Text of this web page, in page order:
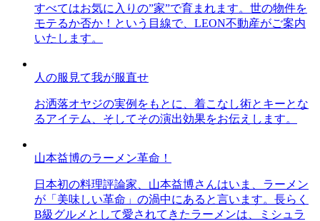
すべてはお気に入りの”家”で育まれます。世の物件を
モテるか否か！という目線で、LEON不動産がご案内
いたします。
人の服見て我が服直せ
お洒落オヤジの実例をもとに、着こなし術とキーとな
るアイテム、そしてその演出効果をお伝えします。
山本益博のラーメン革命！
日本初の料理評論家、山本益博さんはいま、ラーメン
が「美味しい革命」の渦中にあると言います。長らく
B級グルメとして愛されてきたラーメンは、ミシュラ